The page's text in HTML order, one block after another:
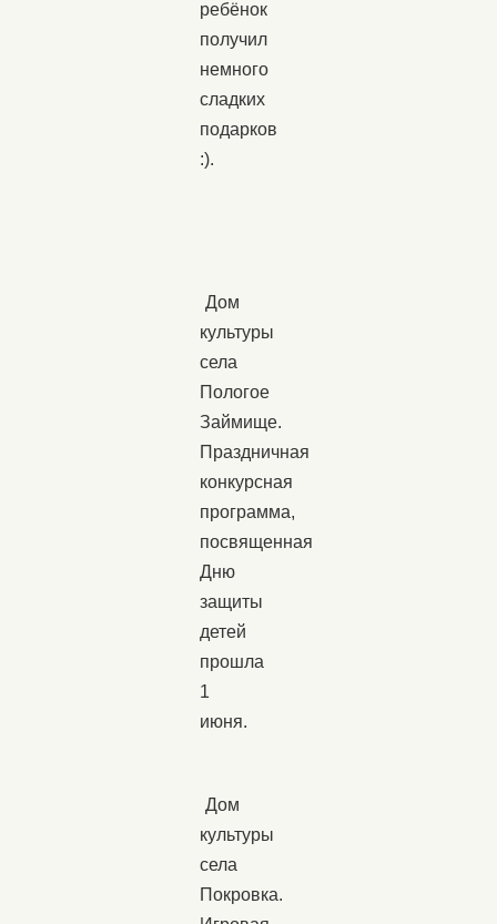
ребёнок
получил
немного
сладких
подарков
:).
Дом
культуры
села
Пологое
Займище.
Праздничная
конкурсная
программа,
посвященная
Дню
защиты
детей
прошла
1
июня.
Дом
культуры
села
Покровка.